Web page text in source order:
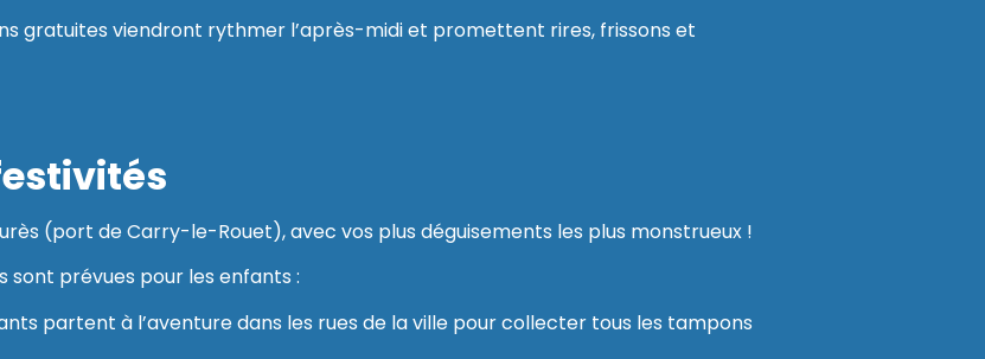
gratuites viendront rythmer l’après-midi et promettent rires, frissons et
(port de Carry-le-Rouet), avec vos plus déguisements les plus monstrueux !
sont prévues pour les enfants :
partent à l’aventure dans les rues de la ville pour collecter tous les tampons